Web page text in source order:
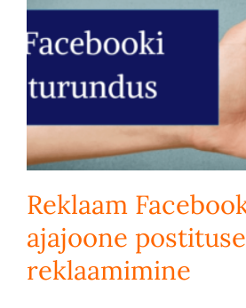
Reklaam
ajajoone postituse
reklaamimine